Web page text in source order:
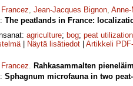
, Jean-Jacques Bignon,
The peatlands in France:
agriculture; bog; peat utilization
| Näytä lisätiedot Artikkeli
. Rahkasammalten
Sphagnum microfauna in two